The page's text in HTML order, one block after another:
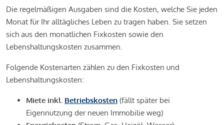
Die regelmäßigen Ausgaben sind die Kosten, welche Sie jeden
Monat für Ihr alltägliches Leben zu tragen haben. Sie setzen
sich aus den monatlichen Fixkosten sowie den
Lebenshaltungskosten zusammen.
Folgende Kostenarten zählen zu den Fixkosten und
Lebenshaltungskosten:
Miete inkl. Betriebskosten (fällt später bei
Eigennutzung der neuen Immobilie weg)